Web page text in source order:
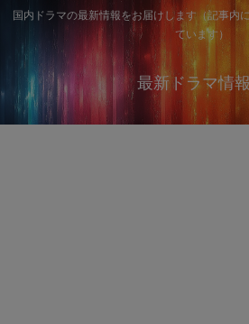
国内ドラマの最新情報をお届けします（記事内
ています）
最新ドラマ情